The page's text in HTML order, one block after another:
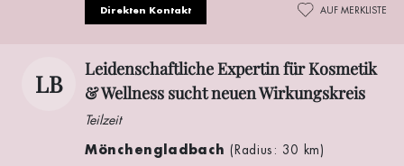
Direkten Kontakt AUF MERKLISTE
LB
Leidenschaftliche Expertin für Kosmetik
& Wellness sucht neuen Wirkungskreis
Teilzeit
Mönchengladbach(Radius: 30 km)